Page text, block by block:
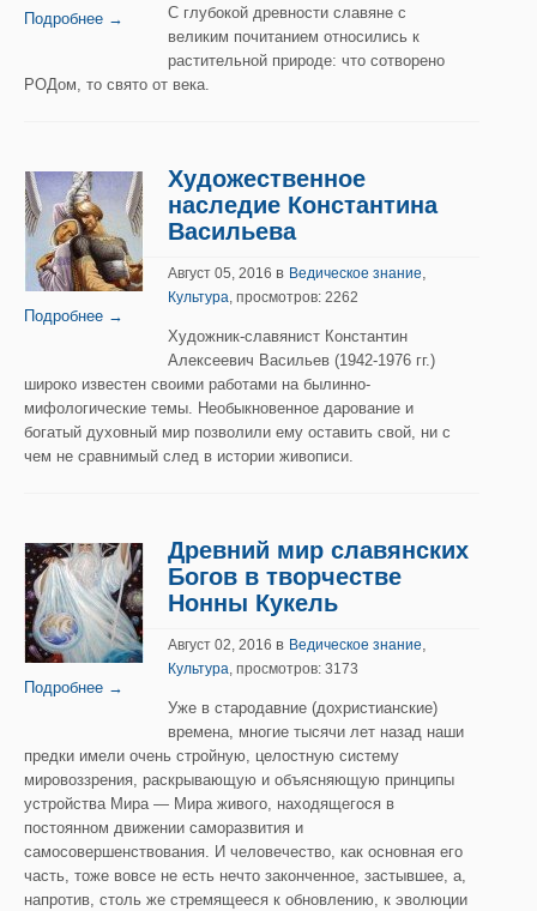
Подробнее →
С глубокой древности славяне с
великим почитанием относились к
растительной природе: что сотворено
РОДом, то свято от века.
Подробнее →
Художественное
наследие Константина
Васильева
Август 05, 2016 в Ведическое знание,
Культура, просмотров: 2262
Художник-славянист Константин
Алексеевич Васильев (1942-1976 гг.)
широко известен своими работами на былинно-
мифологические темы. Необыкновенное дарование и
богатый духовный мир позволили ему оставить свой, ни с
чем не сравнимый след в истории живописи.
Подробнее →
Древний мир славянских
Богов в творчестве
Нонны Кукель
Август 02, 2016 в Ведическое знание,
Культура, просмотров: 3173
Уже в стародавние (дохристианские)
времена, многие тысячи лет назад наши
предки имели очень стройную, целостную систему
мировоззрения, раскрывающую и объясняющую принципы
устройства Мира — Мира живого, находящегося в
постоянном движении саморазвития и
самосовершенствования. И человечество, как основная его
часть, тоже вовсе не есть нечто законченное, застывшее, а,
напротив, столь же стремящееся к обновлению, к эволюции